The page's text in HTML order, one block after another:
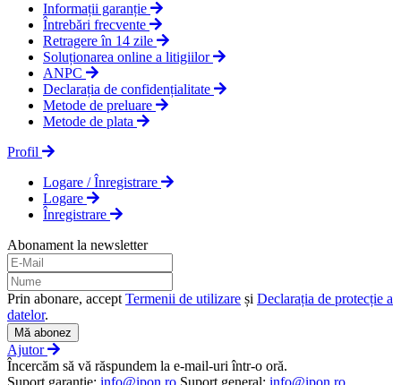
Informații garanție
Întrebări frecvente
Retragere în 14 zile
Soluționarea online a litigiilor
ANPC
Declarația de confidențialitate
Metode de preluare
Metode de plata
Profil
Logare / Înregistrare
Logare
Înregistrare
Abonament la newsletter
Prin abonare, accept Termenii de utilizare și Declarația de protecție a
datelor.
Mă abonez
Ajutor
Încercăm să vă răspundem la e-mail-uri într-o oră.